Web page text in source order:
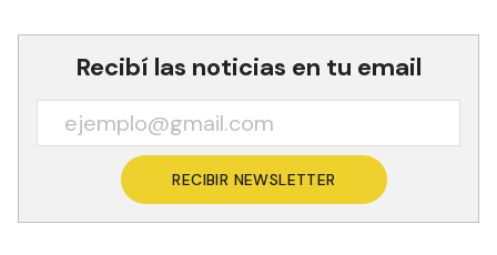
Recibí las noticias en tu email
RECIBIR NEWSLETTER